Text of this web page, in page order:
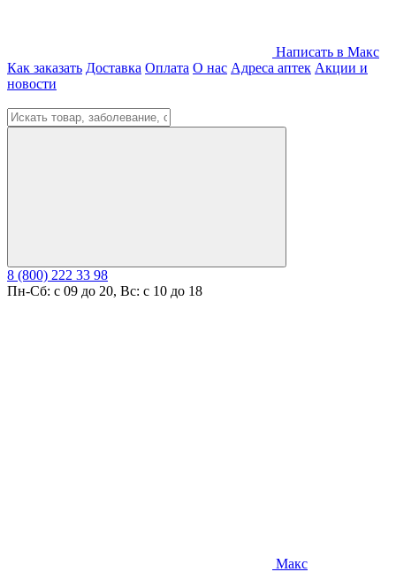
Написать в Макс
Как заказать Доставка Оплата О нас Адреса аптек Акции и
новости
8 (800) 222 33 98
Пн-Сб: с 09 до 20, Вс: с 10 до 18
Макс